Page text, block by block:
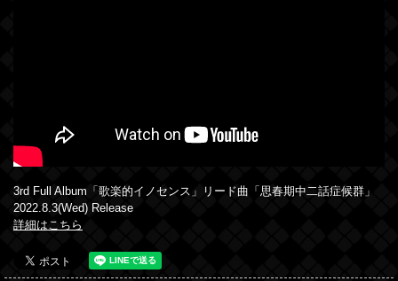
3rd Full Album「歌楽的イノセンス」リード曲「思春期中二話症候群」
2022.8.3(Wed) Release
詳細はこちら